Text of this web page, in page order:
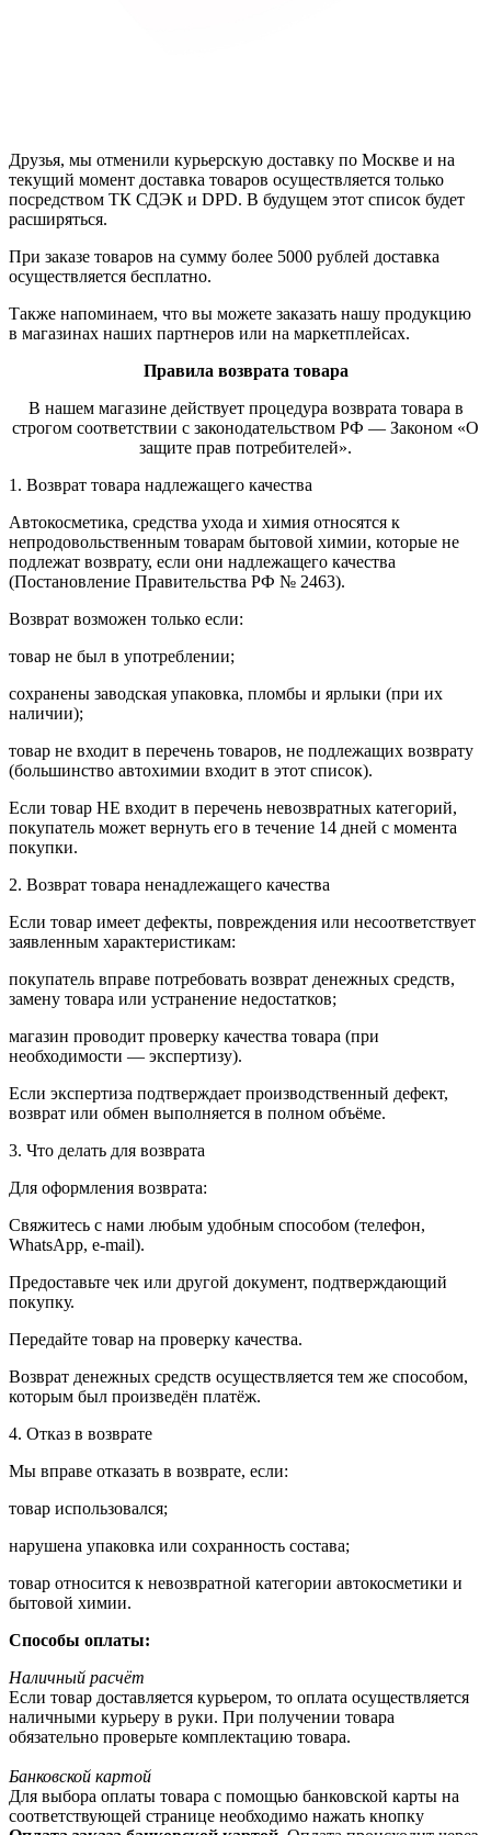
Друзья, мы отменили курьерскую доставку по Москве и на
текущий момент доставка товаров осуществляется только
посредством ТК СДЭК и DPD. В будущем этот список будет
расширяться.
При заказе товаров на сумму более 5000 рублей доставка
осуществляется бесплатно.
Также напоминаем, что вы можете заказать нашу продукцию
в магазинах наших партнеров или на маркетплейсах.
Правила возврата товара
В нашем магазине действует процедура возврата товара в
строгом соответствии с законодательством РФ — Законом «О
защите прав потребителей».
1. Возврат товара надлежащего качества
Автокосметика, средства ухода и химия относятся к
непродовольственным товарам бытовой химии, которые не
подлежат возврату, если они надлежащего качества
(Постановление Правительства РФ № 2463).
Возврат возможен только если:
товар не был в употреблении;
сохранены заводская упаковка, пломбы и ярлыки (при их
наличии);
товар не входит в перечень товаров, не подлежащих возврату
(большинство автохимии входит в этот список).
Если товар НЕ входит в перечень невозвратных категорий,
покупатель может вернуть его в течение 14 дней с момента
покупки.
2. Возврат товара ненадлежащего качества
Если товар имеет дефекты, повреждения или несоответствует
заявленным характеристикам:
покупатель вправе потребовать возврат денежных средств,
замену товара или устранение недостатков;
магазин проводит проверку качества товара (при
необходимости — экспертизу).
Если экспертиза подтверждает производственный дефект,
возврат или обмен выполняется в полном объёме.
3. Что делать для возврата
Для оформления возврата:
Свяжитесь с нами любым удобным способом (телефон,
WhatsApp, e-mail).
Предоставьте чек или другой документ, подтверждающий
покупку.
Передайте товар на проверку качества.
Возврат денежных средств осуществляется тем же способом,
которым был произведён платёж.
4. Отказ в возврате
Мы вправе отказать в возврате, если:
товар использовался;
нарушена упаковка или сохранность состава;
товар относится к невозвратной категории автокосметики и
бытовой химии.
Способы оплаты:
Наличный расчёт
Если товар доставляется курьером, то оплата осуществляется
наличными курьеру в руки. При получении товара
обязательно проверьте комплектацию товара.
Банковской картой
Для выбора оплаты товара с помощью банковской карты на
соответствующей странице необходимо нажать кнопку